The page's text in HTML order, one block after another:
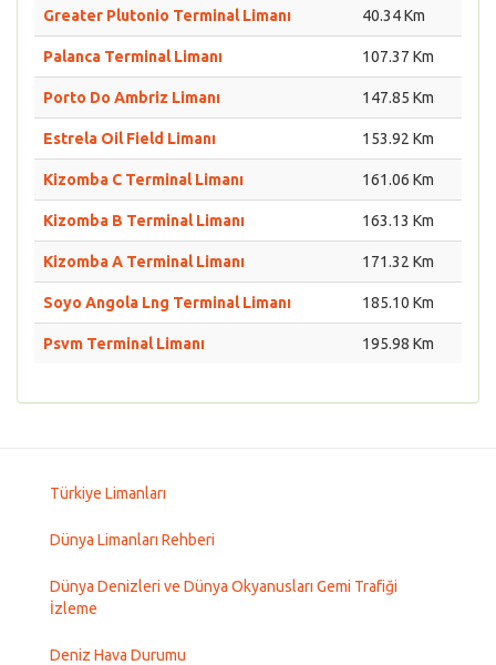
Greater Plutonio Terminal Limanı 40.34 Km
Palanca Terminal Limanı 107.37 Km
Porto Do Ambriz Limanı 147.85 Km
Estrela Oil Field Limanı 153.92 Km
Kizomba C Terminal Limanı 161.06 Km
Kizomba B Terminal Limanı 163.13 Km
Kizomba A Terminal Limanı 171.32 Km
Soyo Angola Lng Terminal Limanı 185.10 Km
Psvm Terminal Limanı 195.98 Km
Türkiye Limanları
Dünya Limanları Rehberi
Dünya Denizleri ve Dünya Okyanusları Gemi Trafiği
İzleme
Deniz Hava Durumu